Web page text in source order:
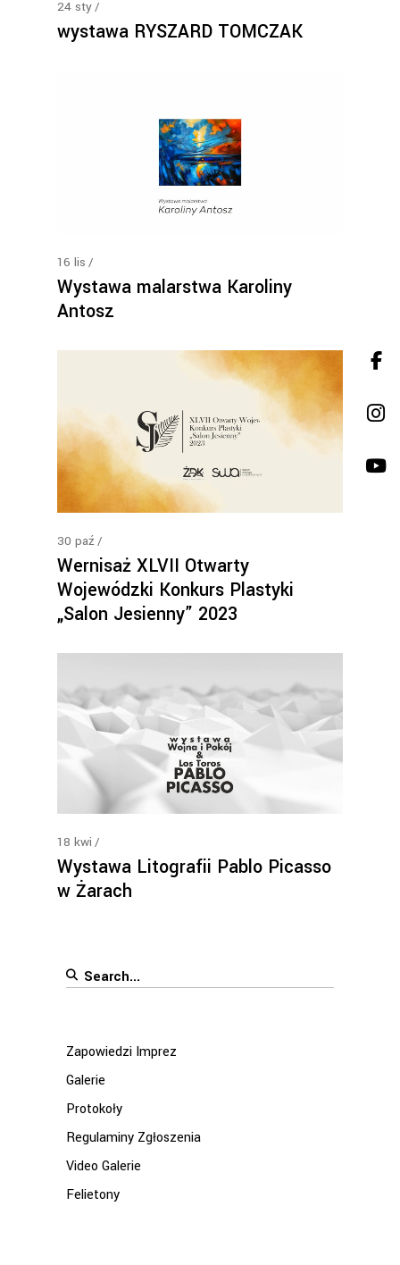
24 sty
wystawa RYSZARD TOMCZAK
16 lis
Wystawa malarstwa Karoliny
Antosz
30 paź
Wernisaż XLVII Otwarty
Wojewódzki Konkurs Plastyki
„Salon Jesienny” 2023
18 kwi
Wystawa Litografii Pablo Picasso
w Żarach
Search
Zapowiedzi Imprez
Galerie
Protokoły
Regulaminy Zgłoszenia
Video Galerie
Felietony